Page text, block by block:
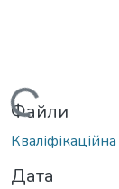
Файли
Дата